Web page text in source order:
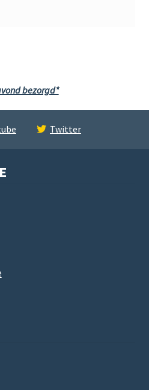
bezorgd*
Twitter